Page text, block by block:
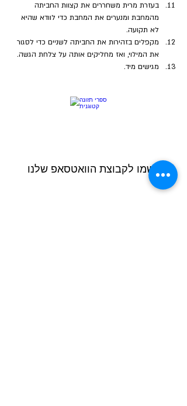
בעזרת מרית משחררים את קצוות החביתה
מהמחבת ומנערים את המחבת כדי לוודא שהיא
לא תקועה.
מקפלים בזהירות את החביתה לשניים כדי לסגור
את המילוי, ואז מחליקים אותה על צלחת הגשה.
מגישים מיד.
הרשמו לקבוצת הוואטסאפ שלנו